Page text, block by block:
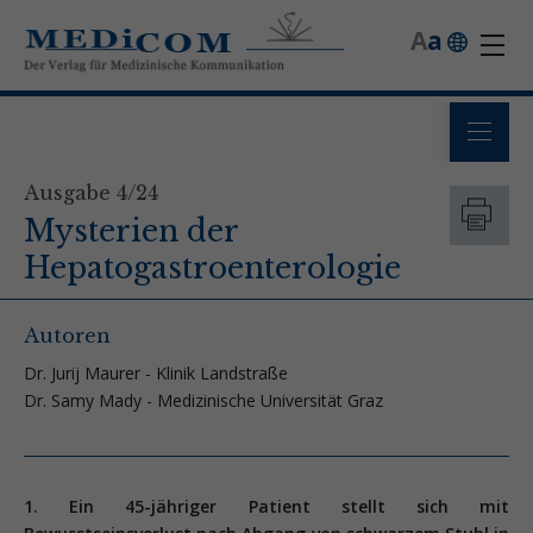
a
A
Ausgabe 4/24
Mysterien der
Hepatogastroenterologie
Autoren
Dr. Jurij Maurer - Klinik Landstraße
Dr. Samy Mady - Medizinische Universität Graz
1. Ein 45-jähriger Patient stellt sich mit